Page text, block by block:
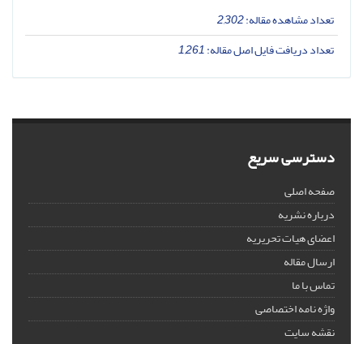
تعداد مشاهده مقاله:2,302
تعداد دریافت فایل اصل مقاله:1,261
دسترسی سریع
صفحه اصلی
درباره نشریه
اعضای هیات تحریریه
ارسال مقاله
تماس با ما
واژه نامه اختصاصی
نقشه سایت